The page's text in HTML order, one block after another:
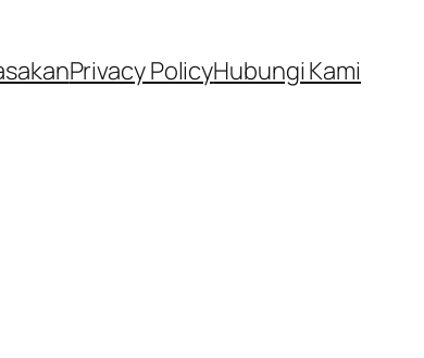
Privacy PolicyHubungi Kami